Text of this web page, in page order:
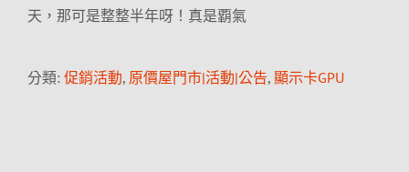
天，那可是整整半年呀！真是覇氣
分類: 促銷活動, 原價屋門市|活動|公告, 顯示卡GPU